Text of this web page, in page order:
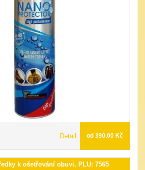
Detail od 390.00 Kč
k ošetřování obuvi, PLU: 7565